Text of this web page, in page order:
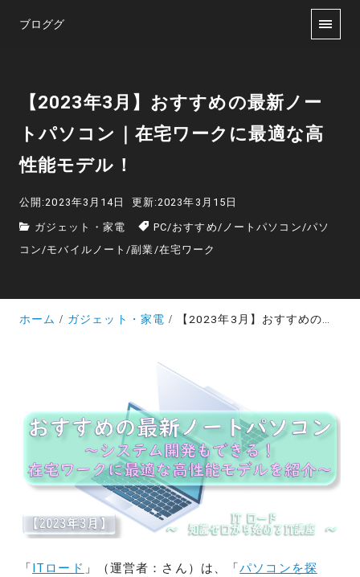
ブロググ
【2023年3月】おすすめの最新ノー
トパソコン｜在宅ワークに最適な高
性能モデル！
公開:2023年3月14日 更新:2023年3月15日
ガジェット・家電 PC/おすすめ / ノートパソコン /パソ
コン /モバイルノート /副業 /在宅ワーク
ホーム ガジェット・家電 【2023年3月】おすすめの最新ノートパソコン｜在宅ワークに最適な高性能モデル！
「 ITロード 」（運営者：さん）は、「パソコンを探